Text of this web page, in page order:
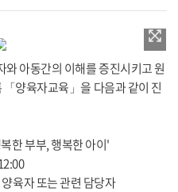
아동간의 이해를 증진시키고 원
양육자교육」을 다음과 같이 진
한 부부, 행복한 아이'
육자 또는 관련 담당자